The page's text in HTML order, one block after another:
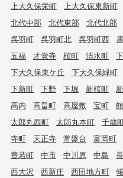
上大久保栄町
上大久保東新町
北代中部
北代東部 北代北部
呉羽町
呉羽町北 呉羽町西
五福
才覚寺 桜町 清水町
下大久保東ケ丘
下大久保緑町
下新町
下野 下堀 新桜町
高内
高畠町 高屋敷 宝町
太郎丸西町
太郎丸本町 千歳
寺町
天正寺 常盤台 富岡町
豊若町
中市 中川原 中島
西大沢
西新庄 西田地方町